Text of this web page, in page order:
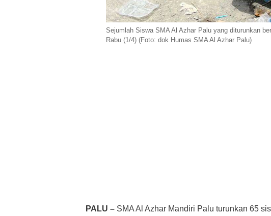
Sejumlah Siswa SMA Al Azhar Palu yang diturunkan
Rabu (1/4) (Foto: dok Humas SMA Al Azhar Palu)
PALU – SMA Al Azhar Mandiri Palu turunkan 65